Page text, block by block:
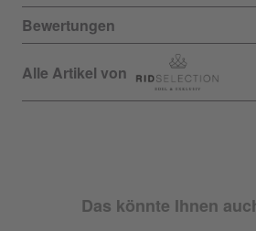
Bewertungen
Alle Artikel von
Das könnte Ihnen